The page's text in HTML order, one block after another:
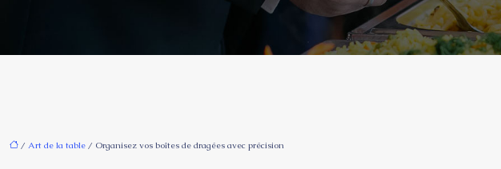
/ Art de la table / Organisez vos boîtes de dragées avec précision